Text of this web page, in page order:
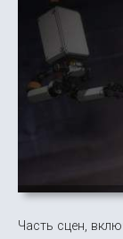
Часть сцен,